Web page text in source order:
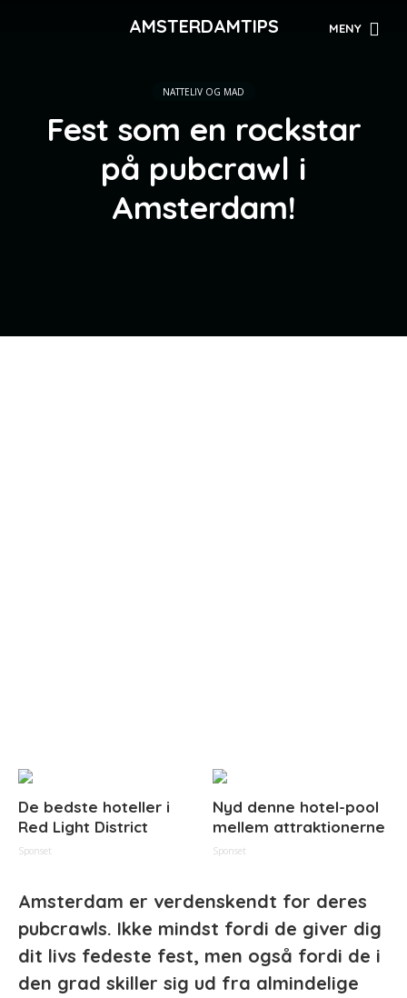
AMSTERDAMTIPS MENY
NATTELIV OG MAD
Fest som en rockstar
på pubcrawl i
Amsterdam!
De bedste hoteller i
Red Light District
Sponset
Nyd denne hotel-pool
mellem attraktionerne
Sponset
Amsterdam er verdenskendt for deres
pubcrawls. Ikke mindst fordi de giver dig
dit livs fedeste fest, men også fordi de i
den grad skiller sig ud fra almindelige